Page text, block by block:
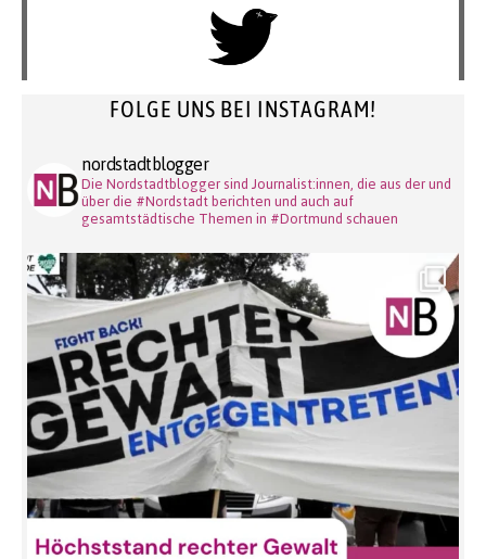
FOLGE UNS BEI INSTAGRAM!
nordstadtblogger
Die Nordstadtblogger sind Journalist:innen, die aus der und
über die #Nordstadt berichten und auch auf
gesamtstädtische Themen in #Dortmund schauen